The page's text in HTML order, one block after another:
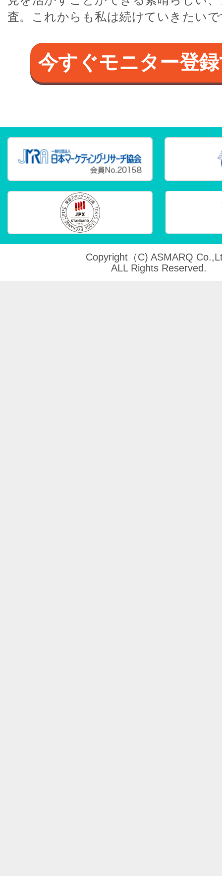
査。これからも私は続けていきたい
今すぐモニター登
Copyright（C) ASMARQ
ALL Rights Reserved.